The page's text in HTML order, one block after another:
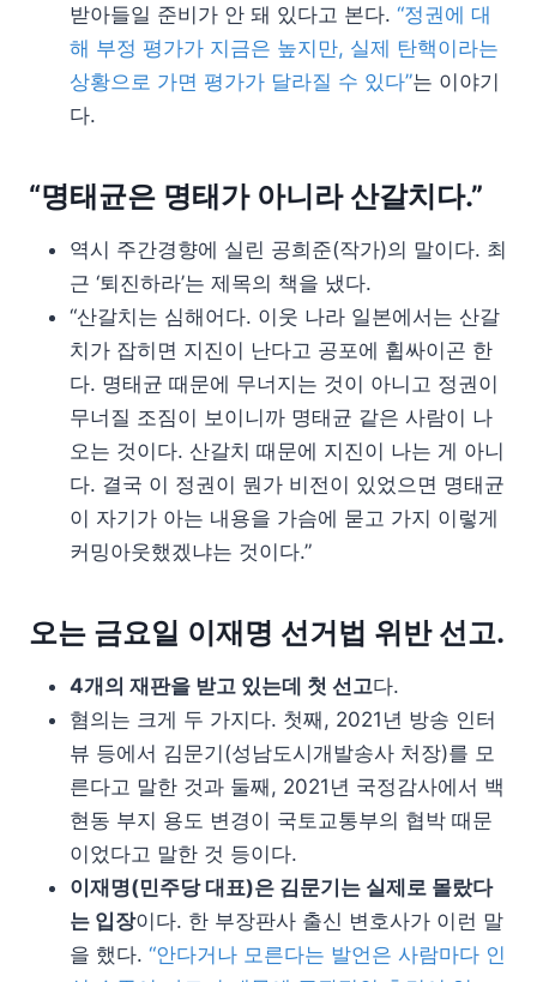
받아들일 준비가 안 돼 있다고 본다. “정권에 대
해 부정 평가가 지금은 높지만, 실제 탄핵이라는
상황으로 가면 평가가 달라질 수 있다”는 이야기
다.
“명태균은 명태가 아니라 산갈치다.”
역시 주간경향에 실린 공희준(작가)의 말이다. 최
근 ‘퇴진하라’는 제목의 책을 냈다.
“산갈치는 심해어다. 이웃 나라 일본에서는 산갈
치가 잡히면 지진이 난다고 공포에 휩싸이곤 한
다. 명태균 때문에 무너지는 것이 아니고 정권이
무너질 조짐이 보이니까 명태균 같은 사람이 나
오는 것이다. 산갈치 때문에 지진이 나는 게 아니
다. 결국 이 정권이 뭔가 비전이 있었으면 명태균
이 자기가 아는 내용을 가슴에 묻고 가지 이렇게
커밍아웃했겠냐는 것이다.”
오는 금요일 이재명 선거법 위반 선고.
4개의 재판을 받고 있는데 첫 선고다.
혐의는 크게 두 가지다. 첫째, 2021년 방송 인터
뷰 등에서 김문기(성남도시개발송사 처장)를 모
른다고 말한 것과 둘째, 2021년 국정감사에서 백
현동 부지 용도 변경이 국토교통부의 협박 때문
이었다고 말한 것 등이다.
이재명(민주당 대표)은 김문기는 실제로 몰랐다
는 입장이다. 한 부장판사 출신 변호사가 이런 말
을 했다. “안다거나 모른다는 발언은 사람마다 인